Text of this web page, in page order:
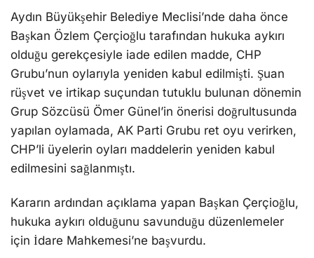
Aydın Büyükşehir Belediye Meclisi’nde daha önce
Başkan Özlem Çerçioğlu tarafından hukuka aykırı
olduğu gerekçesiyle iade edilen madde, CHP
Grubu’nun oylarıyla yeniden kabul edilmişti. Şuan
rüşvet ve irtikap suçundan tutuklu bulunan dönemin
Grup Sözcüsü Ömer Günel’in önerisi doğrultusunda
yapılan oylamada, AK Parti Grubu ret oyu verirken,
CHP’li üyelerin oyları maddelerin yeniden kabul
edilmesini sağlanmıştı.
Kararın ardından açıklama yapan Başkan Çerçioğlu,
hukuka aykırı olduğunu savunduğu düzenlemeler
için İdare Mahkemesi’ne başvurdu.